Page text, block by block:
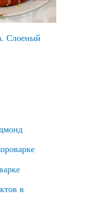
Слоеный
в